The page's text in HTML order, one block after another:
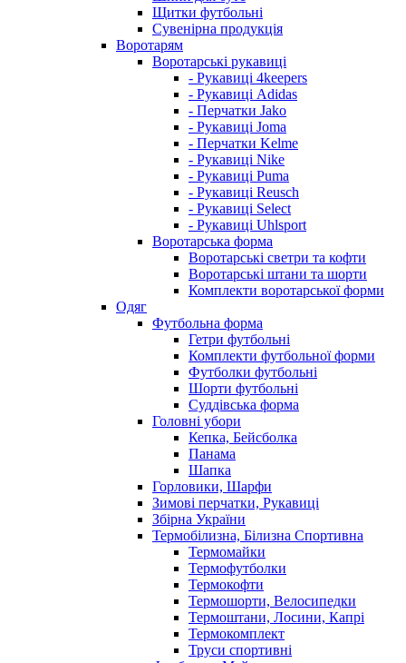
Щитки футбольні
Сувенірна продукція
Воротарям
Воротарські рукавиці
- Рукавиці 4keepers
- Рукавиці Adidas
- Перчатки Jako
- Рукавиці Joma
- Перчатки Kelme
- Рукавиці Nike
- Рукавиці Puma
- Рукавиці Reusch
- Рукавиці Select
- Рукавиці Uhlsport
Воротарська форма
Воротарські светри та кофти
Воротарські штани та шорти
Комплекти воротарської форми
Одяг
Футбольна форма
Гетри футбольні
Комплекти футбольної форми
Футболки футбольні
Шорти футбольні
Суддівська форма
Головні убори
Кепка, Бейсболка
Панама
Шапка
Горловики, Шарфи
Зимові перчатки, Рукавиці
Збірна України
Термобілизна, Білизна Спортивна
Термомайки
Термофутболки
Термокофти
Термошорти, Велосипедки
Термоштани, Лосини, Капрі
Термокомплект
Труси спортивні